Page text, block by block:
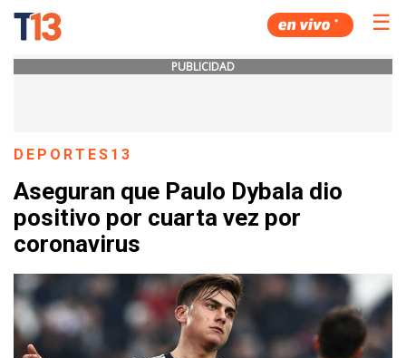
☰
PUBLICIDAD
DEPORTES13
Aseguran que Paulo Dybala dio
positivo por cuarta vez por
coronavirus